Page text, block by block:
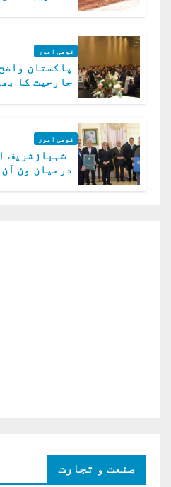
قومی امور
پاکستان
جارحیت کا
قومی امور
شہبازشریف
درمیان ون آن
صنعت و تجارت